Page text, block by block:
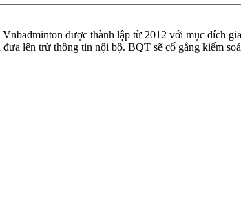
được thành lập từ 2012 với mục đích
lên trừ thông tin nội bộ. BQT sẽ cố gắng kiểm